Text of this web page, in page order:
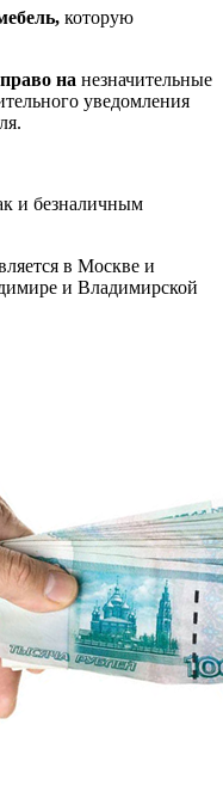
которую
на незначительные
уведомления
и безналичным
в Москве и
и Владимирской